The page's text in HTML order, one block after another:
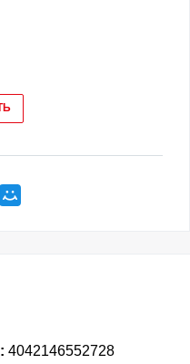
4042146552728